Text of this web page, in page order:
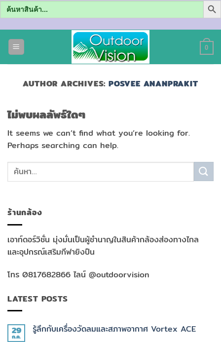
Search
for:
0
AUTHOR ARCHIVES: POSVEE ANANPRAKIT
ไม่พบผลลัพธ์ใดๆ
It seems we can’t find what you’re looking for.
Perhaps searching can help.
ร้านกล้อง
เอาท์ดอร์วิชั่น มุ่งมั่นเป็นผู้ชำนาญในสินค้ากล้องส่องทางไกล
และอุปกรณ์เสริมกีฬายิงปืน
โทร 0817682866 ไลน์ @outdoorvision
LATEST POSTS
29
ก.ค.
รู้ลึกกับเครื่องวัดลมและสภาพอากาศ Vortex ACE